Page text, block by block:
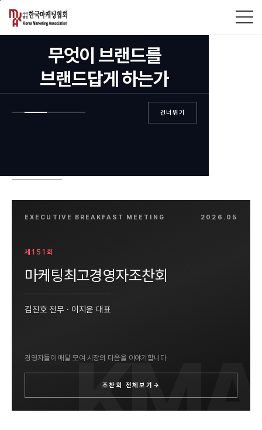
무엇이 브랜드를
브랜드답게 하는가
건너뛰기
마케팅이 강한 나라,
대한민국 만들기
EXECUTIVE BREAKFAST MEETING 2026.05
제151회
마케팅최고경영자조찬회
김진호 전무 · 이지윤 대표
경영자들이 매달 모여 시장의 다음을 이야기합니다
조찬회 전체보기 →